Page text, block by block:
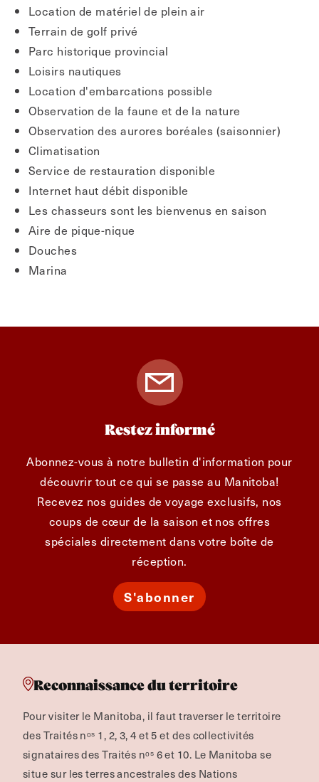
Location de matériel de plein air
Terrain de golf privé
Parc historique provincial
Loisirs nautiques
Location d'embarcations possible
Observation de la faune et de la nature
Observation des aurores boréales (saisonnier)
Climatisation
Service de restauration disponible
Internet haut débit disponible
Les chasseurs sont les bienvenus en saison
Aire de pique-nique
Douches
Marina
Restez informé
Abonnez-vous à notre bulletin d'information pour
découvrir tout ce qui se passe au Manitoba!
Recevez nos guides de voyage exclusifs, nos
coups de cœur de la saison et nos offres
spéciales directement dans votre boîte de
réception.
S'abonner
Reconnaissance du territoire
Pour visiter le Manitoba, il faut traverser le territoire
des Traités nᵒˢ 1, 2, 3, 4 et 5 et des collectivités
signataires des Traités nᵒˢ 6 et 10. Le Manitoba se
situe sur les terres ancestrales des Nations